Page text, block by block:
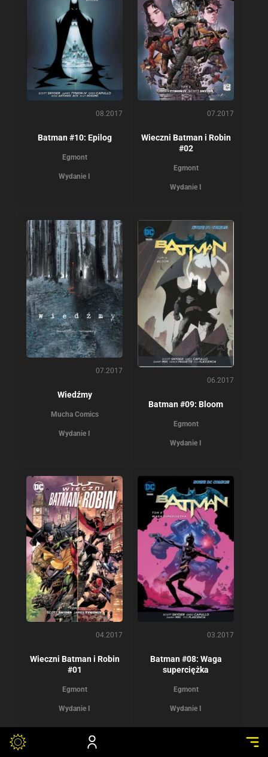
08.2017
Batman #10: Epilog
Egmont
Wydanie I
07.2017
Wieczni Batman i Robin
#02
Egmont
Wydanie I
07.2017
Wiedźmy
Mucha Comics
Wydanie I
06.2017
Batman #09: Bloom
Egmont
Wydanie I
04.2017
Wieczni Batman i Robin
#01
Egmont
Wydanie I
03.2017
Batman #08: Waga
superciężka
Egmont
Wydanie I